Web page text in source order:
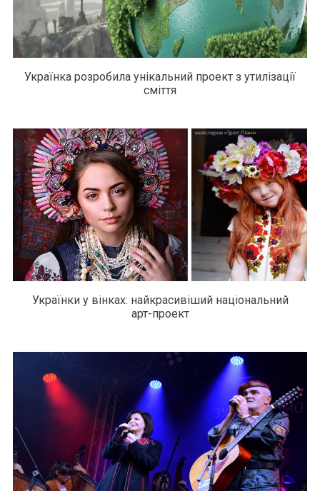
Українка розробила унікальний проект з утилізації
сміття
Українки у вінках: найкрасивіший національний
арт-проект